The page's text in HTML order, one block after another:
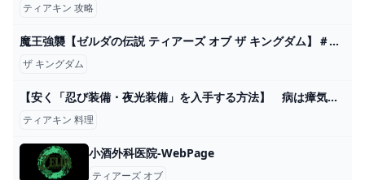
ティアキン 攻略
魔王強襲【ゼルダの伝説 ティアーズ オブ ザ キングダム】＃４０ - YouTube
ザ キングダム
【安く「忍び装備・夜光装備」を入手する方法】 病は瘴気から ミニチャレンジ 5000ルピー ヒダマリ草の場所 カカリコ村 攻略 ゼルダの伝説 ティアーズ オブ ザ キングダム ティアキン - YouTube
ティアキン 料理
小酒外科医院-WebPage
ティアーズ オブ